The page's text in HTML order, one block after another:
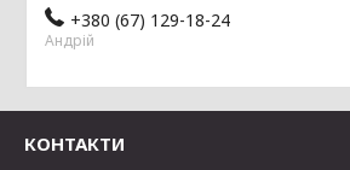
+380 (67) 129-18-24
Андрій
КОНТАКТИ